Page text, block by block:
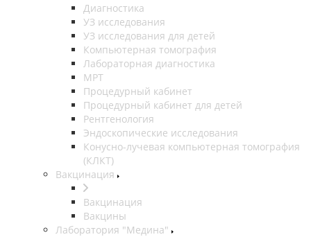
Диагностика
УЗ исследования
УЗ исследования для детей
Компьютерная томография
Лабораторная диагностика
МРТ
Процедурный кабинет
Процедурный кабинет для детей
Рентгенология
Эндоскопические исследования
Конусно-лучевая компьютерная томография
(КЛКТ)
Вакцинация
Вакцинация
Вакцины
Лаборатория "Медина"